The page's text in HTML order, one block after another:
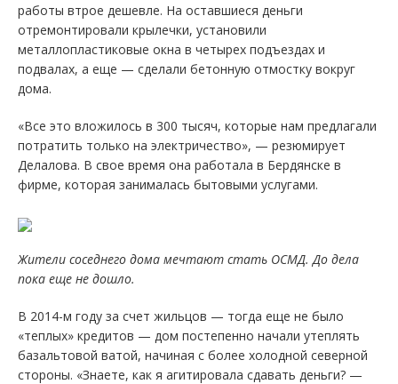
работы втрое дешевле. На оставшиеся деньги
отремонтировали крылечки, установили
металлопластиковые окна в четырех подъездах и
подвалах, а еще — сделали бетонную отмостку вокруг
дома.
«Все это вложилось в 300 тысяч, которые нам предлагали
потратить только на электричество», — резюмирует
Делалова. В свое время она работала в Бердянске в
фирме, которая занималась бытовыми услугами.
Жители соседнего дома мечтают стать ОСМД. До дела
пока еще не дошло.
В 2014-м году за счет жильцов — тогда еще не было
«теплых» кредитов — дом постепенно начали утеплять
базальтовой ватой, начиная с более холодной северной
стороны. «Знаете, как я агитировала сдавать деньги? —